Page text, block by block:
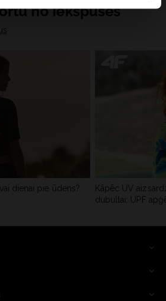
un sadaļā "Detaļas".
no iekšpuses
dienai pie ūdens?
Kāpēc UV
dubultai: UPF